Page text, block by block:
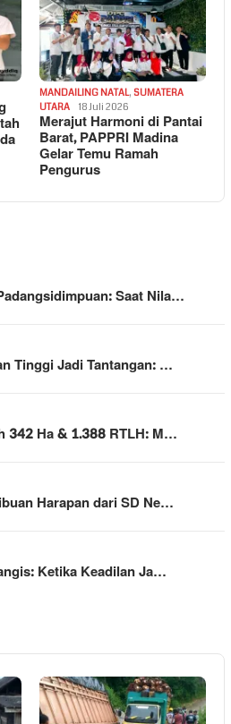
MANDAILING NATAL, SUMATERA
UTARA
18 Juli 2026
Merajut Harmoni di Pantai
Barat, PAPPRI Madina
Gelar Temu Ramah
Pengurus
Saat Nila…
Tinggi Jadi Tantangan: …
342 Ha & 1.388 RTLH: M…
Harapan dari SD Ne…
Ketika Keadilan Ja…